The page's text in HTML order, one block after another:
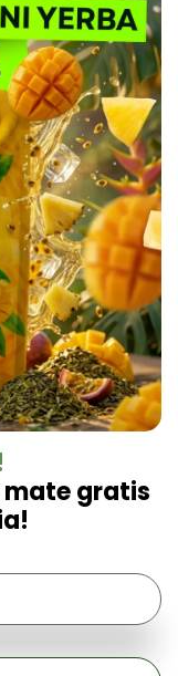
w regionie Rio
normy czystości
kątem czystości
ceramiczne
są w Europie bez
możliwą w
mate gratis